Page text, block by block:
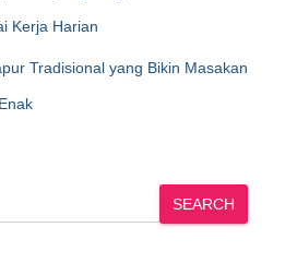
Kerja Harian
Tradisional yang Bikin Masakan
SEARCH